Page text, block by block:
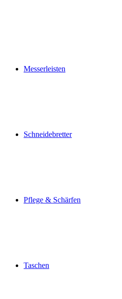
Messerleisten
Schneidebretter
Pflege & Schärfen
Taschen